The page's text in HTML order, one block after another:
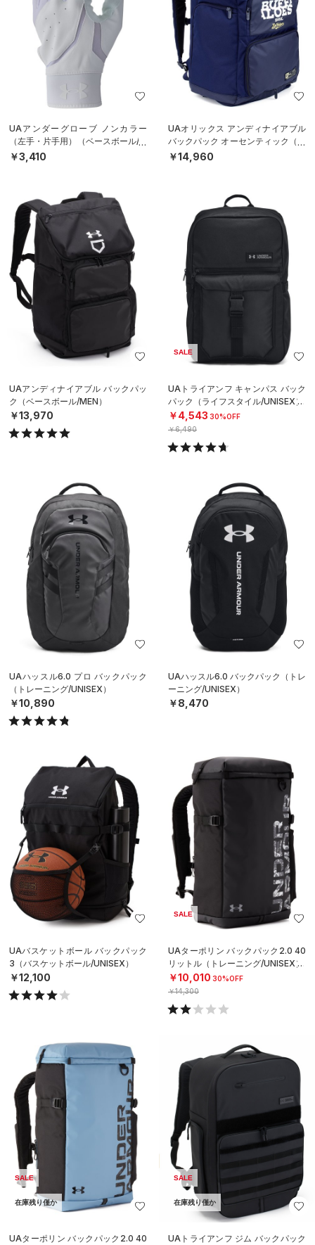
UAアンダーグローブ ノンカラー
（左手・片手用）（ベースボール/M
EN）
￥3,410
UAオリックス アンディナイアブル
バックパック オーセンティック（ベ
ースボール/MEN）
￥14,960
UAアンディナイアブル バックパッ
ク（ベースボール/MEN）
￥13,970
SALE
UAトライアンフ キャンパス バック
パック（ライフスタイル/UNISEX）
￥4,543 30%OFF
￥6,490
UAハッスル6.0 プロ バックパック
（トレーニング/UNISEX）
￥10,890
UAハッスル6.0 バックパック（トレ
ーニング/UNISEX）
￥8,470
UAバスケットボール バックパック
3（バスケットボール/UNISEX）
￥12,100
SALE
UAターポリン バックパック2.0 40
リットル（トレーニング/UNISEX）
￥10,010 30%OFF
￥14,300
SALE
在庫残り僅か
UAターポリン バックパック2.0 40
SALE
在庫残り僅か
UAトライアンフ ジム バックパック